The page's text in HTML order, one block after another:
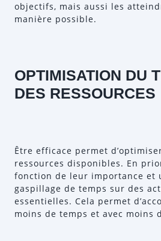
objectifs, mais aussi les
manière possible.
OPTIMISATION DU
DES RESSOURCES
Être efficace permet
ressources disponibles. En
fonction de leur importance et
gaspillage de temps sur des
essentielles. Cela permet
moins de temps et avec moins